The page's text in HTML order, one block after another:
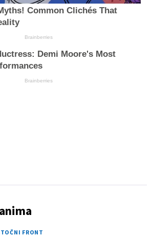
Common Clichés That
Brainberries
Demi Moore's Most
Brainberries
FRONT